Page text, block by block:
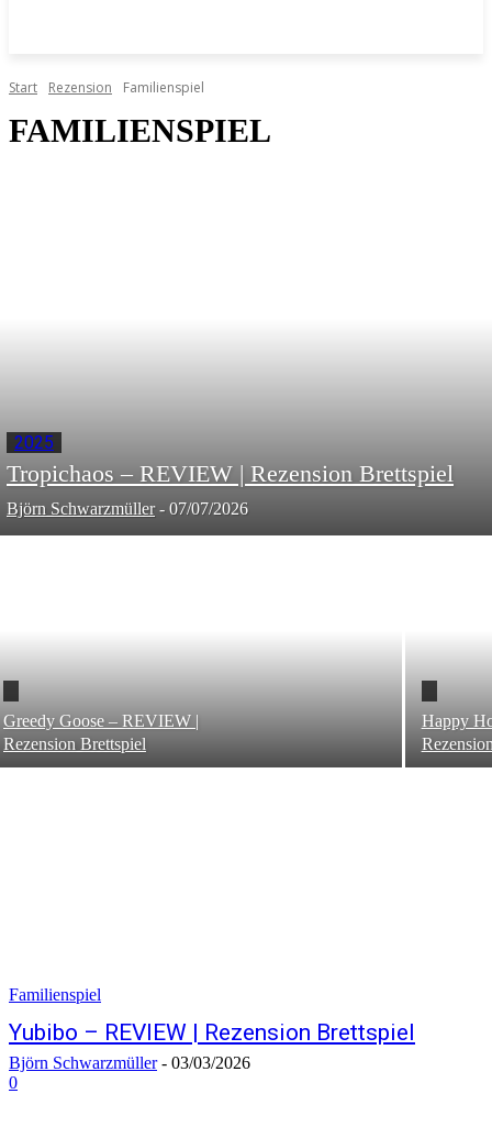
Start Rezension Familienspiel
FAMILIENSPIEL
2025
Tropichaos – REVIEW | Rezension Brettspiel
Björn Schwarzmüller - 07/07/2026
Greedy Goose – REVIEW |
Rezension Brettspiel
Happy
Familienspiel
Yubibo – REVIEW | Rezension Brettspiel
Björn Schwarzmüller - 03/03/2026
0